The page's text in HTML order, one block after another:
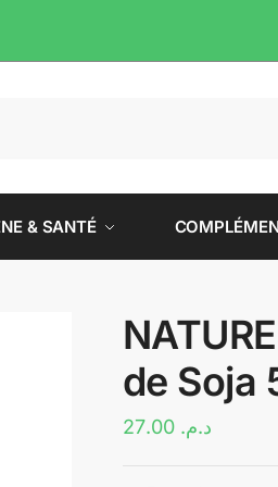
& SANTÉ
de Soja
د.م. 27.00